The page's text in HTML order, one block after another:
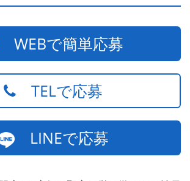
で簡単応募
TELで応募
LINEで応募